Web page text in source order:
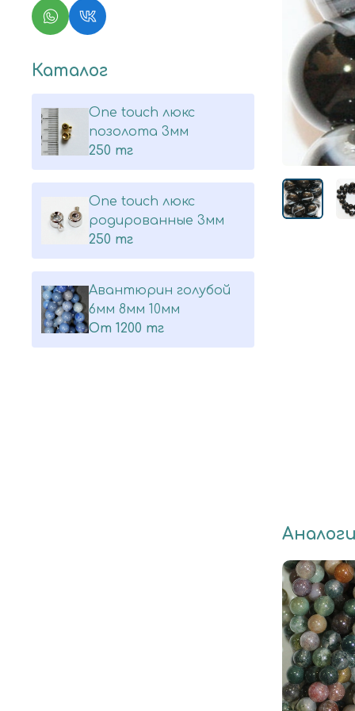
Каталог
One touch люкс
позолота 3мм
250 тг
One touch люкс
родированные 3мм
250 тг
Авантюрин голубой
6мм 8мм 10мм
От 1200 тг